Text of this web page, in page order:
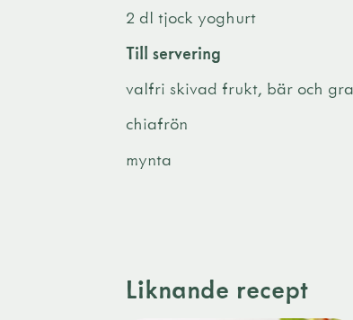
2 dl tjock yoghurt
Till servering
valfri skivad frukt, bär och
chiafrön
mynta
Liknande recept